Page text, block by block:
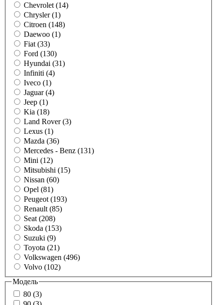
Chevrolet (14)
Chrysler (1)
Citroen (148)
Daewoo (1)
Fiat (33)
Ford (130)
Hyundai (31)
Infiniti (4)
Iveco (1)
Jaguar (4)
Jeep (1)
Kia (18)
Land Rover (3)
Lexus (1)
Mazda (36)
Mercedes - Benz (131)
Mini (12)
Mitsubishi (15)
Nissan (60)
Opel (81)
Peugeot (193)
Renault (85)
Seat (208)
Skoda (153)
Suzuki (9)
Toyota (21)
Volkswagen (496)
Volvo (102)
Модель
80 (3)